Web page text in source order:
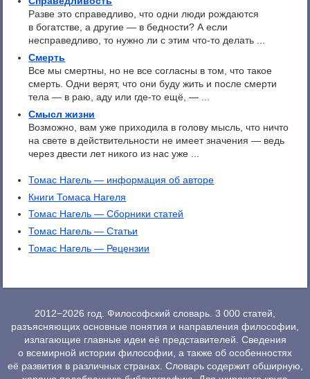
Разве это справедливо, что одни люди рождаются
в богатстве, а другие — в бедности? А если
несправедливо, то нужно ли с этим что-то делать ...
Смерть
Все мы смертны, но не все согласны в том, что такое
смерть. Одни верят, что они буду жить и после смерти
тела — в раю, аду или где-то ещё, — ...
Смысл жизни
Возможно, вам уже приходила в голову мысль, что ничто
на свете в действительности не имеет значения — ведь
через двести лет никого из нас уже ...
Томас Нагель — информация об авторе
Книги Томаса Нагеля
Томас Нагель — Сборники статей
Томас Нагель — Статьи
Томас Нагель — Рецензии
2012−2026 год. Философский словарь. 3 000 статей,
разъясняющих основные понятия и направления философии,
излагающие главные идеи её представителей. Сведения
о всемирной истории философии, а также об особенностях
её развития в различных странах. Словарь содержит обширную,